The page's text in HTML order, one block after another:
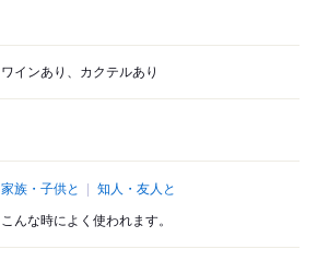
ワインあり、カクテルあり
家族・子供と 知人・友人と
こんな時によく使われます。